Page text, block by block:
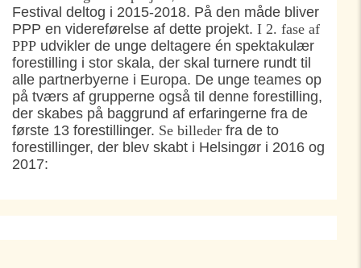
Festival deltog i 2015-2018. På den måde bliver
PPP en videreførelse af dette projekt. I 2. fase af
PPP udvikler de unge deltagere én spektakulær
forestilling i stor skala, der skal turnere rundt til
alle partnerbyerne i Europa. De unge teames op
på tværs af grupperne også til denne forestilling,
der skabes på baggrund af erfaringerne fra de
første 13 forestillinger. Se billeder fra de to
forestillinger, der blev skabt i Helsingør i 2016 og
2017: